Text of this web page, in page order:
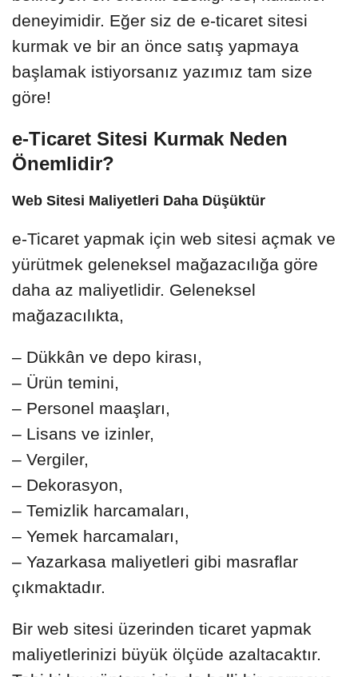
deneyimidir. Eğer siz de e-ticaret sitesi
kurmak ve bir an önce satış yapmaya
başlamak istiyorsanız yazımız tam size
göre!
e-Ticaret Sitesi Kurmak Neden
Önemlidir?
Web Sitesi Maliyetleri Daha Düşüktür
e-Ticaret yapmak için web sitesi açmak ve
yürütmek geleneksel mağazacılığa göre
daha az maliyetlidir. Geleneksel
mağazacılıkta,
– Dükkân ve depo kirası,
– Ürün temini,
– Personel maaşları,
– Lisans ve izinler,
– Vergiler,
– Dekorasyon,
– Temizlik harcamaları,
– Yemek harcamaları,
– Yazarkasa maliyetleri gibi masraflar
çıkmaktadır.
Bir web sitesi üzerinden ticaret yapmak
maliyetlerinizi büyük ölçüde azaltacaktır.